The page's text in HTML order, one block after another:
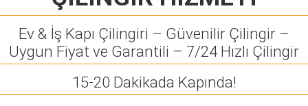
Ev & İş Kapı Çilingiri – Güvenilir Çilingir –
Uygun Fiyat ve Garantili – 7/24 Hızlı Çilingir
15-20 Dakikada Kapında!